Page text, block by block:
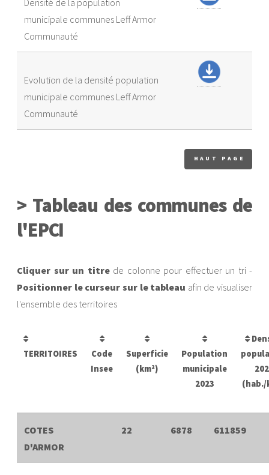
Densité de la population
municipale communes Leff Armor
Communauté
Evolution de la densité population
municipale communes Leff Armor
Communauté
HAUT PAGE
> Tableau des communes de
l'EPCI
Cliquer sur un titre de colonne pour effectuer un tri -
Positionner le curseur sur le tableau afin de visualiser
l'ensemble des territoires
TERRITOIRES
Code
Insee
Superficie
(km²)
Population
municipale
2023
(hab./
COTES
D'ARMOR
22 6878 611859